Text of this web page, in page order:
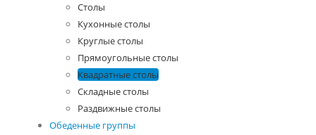
Столы
Кухонные столы
Круглые столы
Прямоугольные столы
Квадратные столы
Складные столы
Раздвижные столы
Обеденные группы